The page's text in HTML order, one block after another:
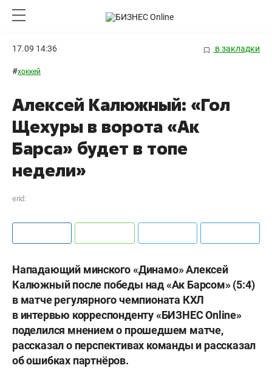
17.09 14:36 в закладки
#хоккей
Алексей Калюжный: «Гол
Щехуры в ворота «Ак
Барса» будет в топе
недели»
erid:
Нападающий минского «Динамо» Алексей
Калюжный после победы над «Ак Барсом» (5:4)
в матче регулярного чемпионата КХЛ
в интервью корреспонденту «БИЗНЕС Online»
поделился мнением о прошедшем матче,
рассказал о перспективах команды и рассказал
об ошибках партнёров.